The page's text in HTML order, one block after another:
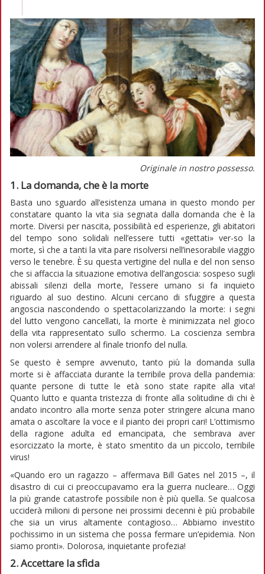
Originale in nostro possesso.
1. La domanda, che è la morte
Basta uno sguardo all’esistenza umana in questo mondo per
constatare quanto la vita sia segnata dalla domanda che è la
morte. Diversi per nascita, possibilità ed esperienze, gli abitatori
del tempo sono solidali nell’essere tutti «gettati» ver-so la
morte, sì che a tanti la vita pare risolversi nell’inesorabile viaggio
verso le tenebre. È su questa vertigine del nulla e del non senso
che si affaccia la situazione emotiva dell’angoscia: sospeso sugli
abissali silenzi della morte, l’essere umano si fa inquieto
riguardo al suo destino. Alcuni cercano di sfuggire a questa
angoscia nascondendo o spettacolarizzando la morte: i segni
del lutto vengono cancellati, la morte è minimizzata nel gioco
della vita rappresentato sullo schermo. La coscienza sembra
non volersi arrendere al finale trionfo del nulla.
Se questo è sempre avvenuto, tanto più la domanda sulla
morte si è affacciata durante la terribile prova della pandemia:
quante persone di tutte le età sono state rapite alla vita!
Quanto lutto e quanta tristezza di fronte alla solitudine di chi è
andato incontro alla morte senza poter stringere alcuna mano
amata o ascoltare la voce e il pianto dei propri cari! L’ottimismo
della ragione adulta ed emancipata, che sembrava aver
esorcizzato la morte, è stato smentito da un piccolo, terribile
virus!
«Quando ero un ragazzo – affermava Bill Gates nel 2015 –, il
disastro di cui ci preoccupavamo era la guerra nucleare… Oggi
la più grande catastrofe possibile non è più quella. Se qualcosa
ucciderà milioni di persone nei prossimi decenni è più probabile
che sia un virus altamente contagioso… Abbiamo investito
pochissimo in un sistema che possa fermare un’epidemia. Non
siamo pronti». Dolorosa, inquietante profezia!
2. Accettare la sfida